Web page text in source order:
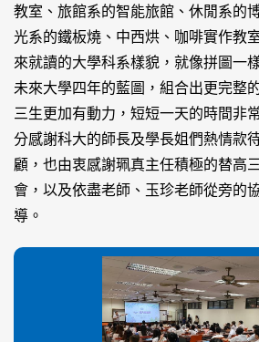
教室、旅館系的智能旅館、休閒系的
光系的鐵板燒、中西烘、咖啡實作教
來就讀的大學科系樣貌，就像拼圖一
未來大學四年的藍圖，組合出更完整
三生更加有動力，短短一天的時間非
分感謝科大的師長及學長姐們熱情款
顧，也由衷感謝珮真主任積極的替高
會，以及依盡老師、玉珍老師從旁的
導。